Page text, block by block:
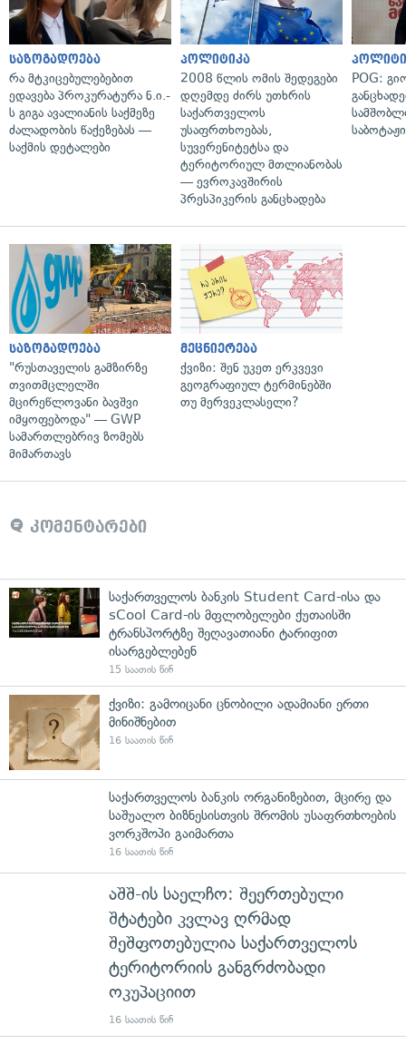
საზოგადოება
რა მტკიცებულებებით
ედავება პროკურატურა ნ.ი.-
ს გიგა ავალიანის საქმეზე
ძალადობის წაქეზებას —
საქმის დეტალები
პოლიტიკა
2008 წლის ომის შედეგები
დღემდე ძირს უთხრის
საქართველოს
უსაფრთხოებას,
სუვერენიტეტსა და
ტერიტორიულ მთლიანობას
— ევროკავშირის
პრესპიკერის განცხადება
POG:
საზოგადოება
"რუსთაველის გამზირზე
თვითმცლელში
მცირეწლოვანი ბავშვი
იმყოფებოდა" — GWP
სამართლებრივ ზომებს
მიმართავს
მეცნიერება
ქვიზი: შენ უკეთ ერკვევი
გეოგრაფიულ ტერმინებში
თუ მერვეკლასელი?
კომენტარები
საქართველოს ბანკის Student Card-ისა და
sCool Card-ის მფლობელები ქუთაისში
ტრანსპორტზე შეღავათიანი ტარიფით
ისარგებლებენ
15 საათის წინ
ქვიზი: გამოიცანი ცნობილი ადამიანი ერთი
მინიშნებით
16 საათის წინ
საქართველოს ბანკის ორგანიზებით, მცირე და
საშუალო ბიზნესისთვის შრომის უსაფრთხოების
ვორკშოპი გაიმართა
16 საათის წინ
აშშ-ის საელჩო: შეერთებული
შტატები კვლავ ღრმად
შეშფოთებულია საქართველოს
ტერიტორიის განგრძობადი
ოკუპაციით
16 საათის წინ